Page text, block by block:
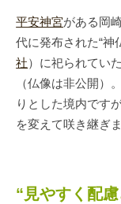
平安神宮がある岡
代に発布された“神
社）に祀られてい
（仏像は非公開）
りとした境内です
を変えて咲き継ぎま
“見やすく配